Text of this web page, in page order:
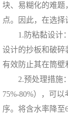
块、易糊化的难题
点。因此，在选择
1.防粘黏设计：
设计的抄板和破碎
有效防止其在筒壁
2.预处理措施：
75%-80%），可
序。将含水率降至